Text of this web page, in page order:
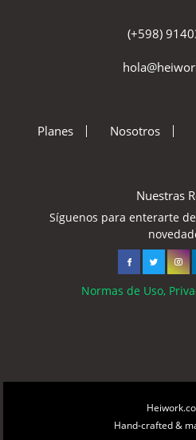
(+598)
Planes Nosotros
Nuestras
Síguenos para enterarte
Normas de Uso,
Hand-crafted &